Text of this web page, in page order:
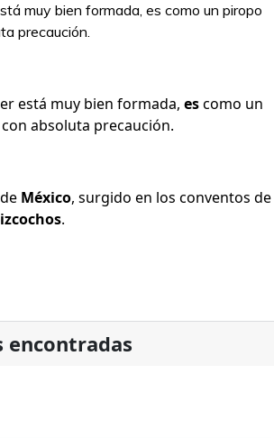
muy bien formada, es como un piropo
precaución.
está muy bien formada, escomo un
absoluta precaución.
México, surgido en los conventos de
.
encontradas